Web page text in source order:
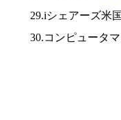
29.iシェアーズ米
30.コンピュータ